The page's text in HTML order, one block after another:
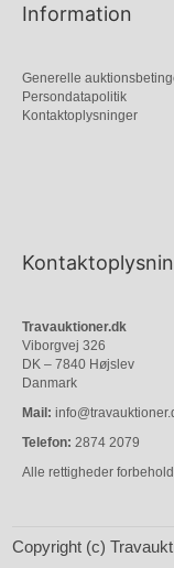
Information
Generelle
Persondatapolitik
Kontaktoplysninger
Travauktioner.dk
Viborgvej 326
DK – 7840 Højslev
Danmark
Mail:
Telefon: 2874 2079
Alle rettigheder
Copyright (c)